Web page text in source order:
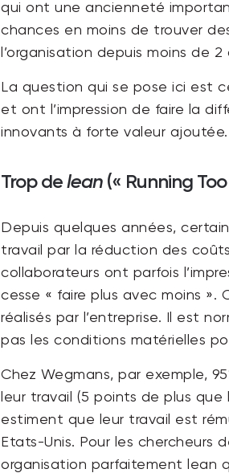
qui ont une ancienneté
chances en moins de trouver
l’organisation depuis moins de 2
La question qui se pose ici est
et ont l’impression de faire la
innovants à forte valeur ajoutée.
Trop delean (« Running
Depuis quelques années,
travail par la réduction des
collaborateurs ont parfois
cesse « faire plus avec moins
réalisés par l’entreprise. Il est
pas les conditions matérielles
Chez Wegmans, par exemple,
leur travail (5 points de plus
estiment que leur travail est
Etats-Unis. Pour les chercheurs
organisation parfaitement lean